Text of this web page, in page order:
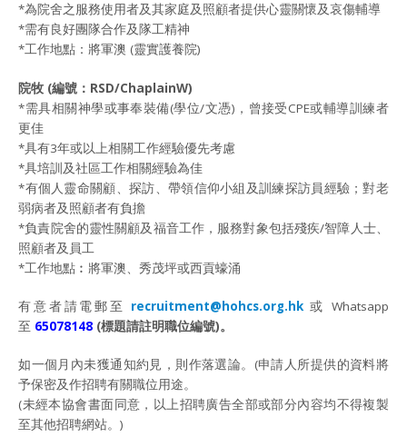
*為院舍之服務使用者及其家庭及照顧者提供心靈關懷及哀傷輔導
*需有良好團隊合作及隊工精神
*工作地點：將軍澳 (靈實護養院)
院牧 (編號： RSD/ChaplainW)
*需具相關神學或事奉裝備(學位/文憑)，曾接受CPE或輔導訓練者
更佳
*具有3年或以上相關工作經驗優先考慮
*具培訓及社區工作相關經驗為佳
*有個人靈命關顧、探訪、帶領信仰小組及訓練探訪員經驗；對老
弱病者及照顧者有負擔
*負責院舍的靈性關顧及福音工作，服務對象包括殘疾/智障人士、
照顧者及員工
*工作地點︰將軍澳、秀茂坪或西貢蠔涌
有意者請電郵至 recruitment@hohcs.org.hk 或 Whatsapp
至 65078148 (標題請註明職位編號)。
如一個月內未獲通知約見，則作落選論。(申請人所提供的資料將
予保密及作招聘有關職位用途。
(未經本協會書面同意，以上招聘廣告全部或部分內容均不得複製
至其他招聘網站。)